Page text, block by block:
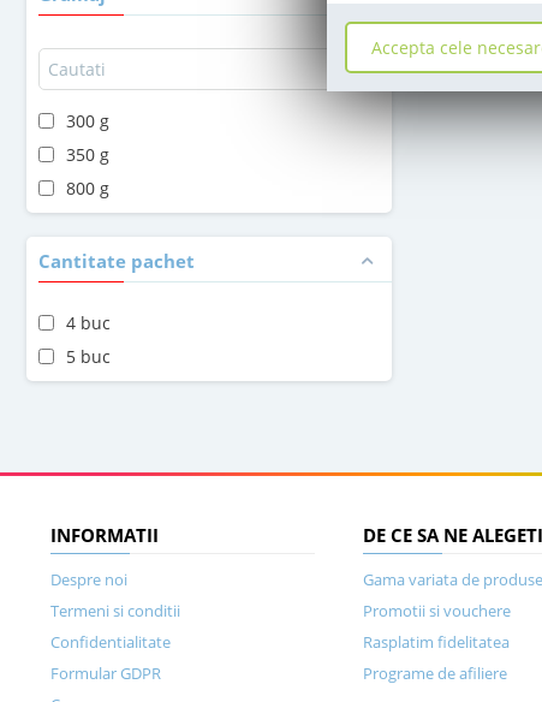
300 g
350 g
800 g
Cantitate pachet
4 buc
5 buc
INFORMATII
Despre noi
Termeni si conditii
Confidentialitate
Formular GDPR
DE CE SA NE ALEGETI
Gama variata de produse
Promotii si vouchere
Rasplatim fidelitatea
Programe de afiliere
Accepta cele